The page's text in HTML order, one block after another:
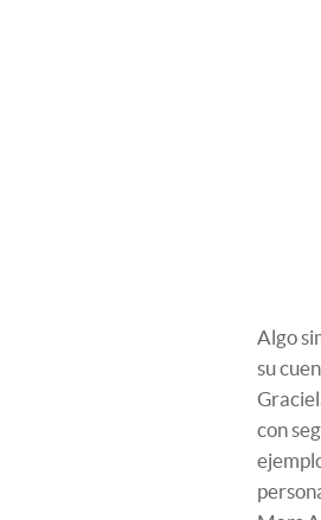
Algo
su
con